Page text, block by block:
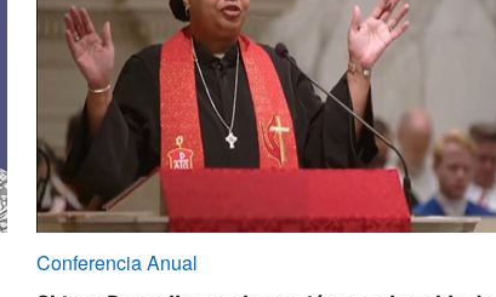
Conferencia Anual